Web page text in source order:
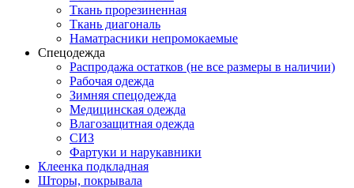
Ткань прорезиненная
Ткань диагональ
Наматрасники непромокаемые
Спецодежда
Распродажа остатков (не все размеры в наличии)
Рабочая одежда
Зимняя спецодежда
Медицинская одежда
Влагозащитная одежда
СИЗ
Фартуки и нарукавники
Клеенка подкладная
Шторы, покрывала